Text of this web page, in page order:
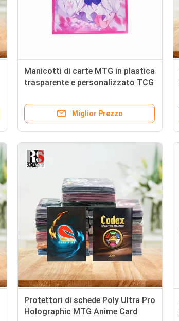
Manicotti di carte MTG in plastica
trasparente e personalizzato TCG
scambio
Miglior Prezzo
Protettori di schede Poly Ultra Pro
Holographic MTG Anime Card